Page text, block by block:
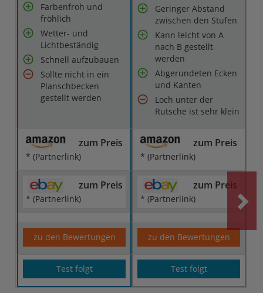
Farbenfroh und
fröhlich
Wetter- und
Lichtbeständig
Schnell aufzubauen
Sollte nicht in ein
Planschbecken
gestellt werden
Geringer Abstand
zwischen den Stufen
Kann leicht von A
nach B gestellt
werden
Abgerundeten Ecken
und Kanten
Loch unter der
Rutsche ist sehr klein
zum Preis
* (Partnerlink)
zum Preis
* (Partnerlink)
zum Preis
* (Partnerlink)
zum Preis
* (Partnerlink)
zu den Bewertungen zu den Bewertungen
Test folgt Test folgt